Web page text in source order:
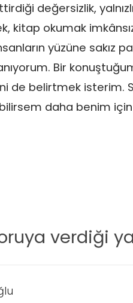
değersizlik,
kitap okumak
yüzüne
Bir
de belirtmek isterim.
daha benim
verdiği